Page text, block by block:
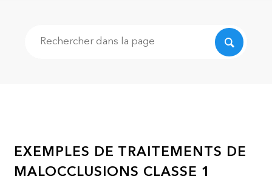
EXEMPLES DE TRAITEMENTS DE
MALOCCLUSIONS CLASSE 1